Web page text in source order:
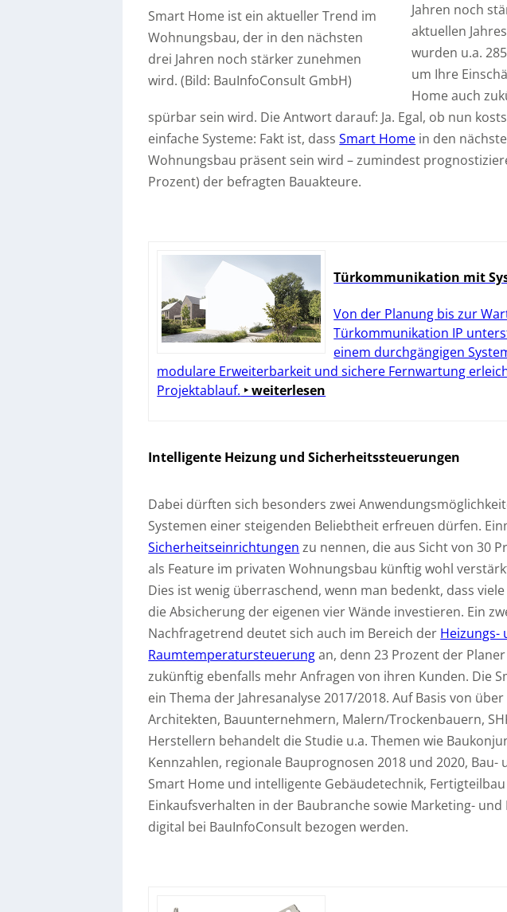
Smart Home ist ein aktueller Trend im
Wohnungsbau, der in den nächsten
drei Jahren noch stärker zunehmen
wird. (Bild: BauInfoConsult GmbH)
Jahren noch
aktuellen
wurden u.a.
um Ihre
Home auch
spürbar sein wird. Die Antwort darauf: Ja. Egal, ob nun
einfache Systeme: Fakt ist, dassSmart Home in den
Wohnungsbau präsent sein wird – zumindest
Prozent) der befragten Bauakteure.
Türkommunikation mit
Von der Planung bis zur
Türkommunikation IP
einem durchgängigen
modulare Erweiterbarkeit und sichere Fernwartung
Projektablauf. ‣ weiterlesen
Intelligente Heizung und Sicherheitssteuerungen
Dabei dürften sich besonders zwei
Systemen einer steigenden Beliebtheit erfreuen dürfen.
Sicherheitseinrichtungen zu nennen, die aus Sicht von 30
als Feature im privaten Wohnungsbau künftig wohl
Dies ist wenig überraschend, wenn man bedenkt, dass
die Absicherung der eigenen vier Wände investieren. Ein
Nachfragetrend deutet sich auch im Bereich der Heizungs-
Raumtemperatursteuerungan, denn 23 Prozent der
zukünftig ebenfalls mehr Anfragen von ihren Kunden. Die
ein Thema der Jahresanalyse 2017/2018. Auf Basis von
Architekten, Bauunternehmern, Malern/Trockenbauern,
Herstellern behandelt die Studie u.a. Themen wie
Kennzahlen, regionale Bauprognosen 2018 und 2020,
Smart Home und intelligente Gebäudetechnik,
Einkaufsverhalten in der Baubranche sowie Marketing-
digital bei BauInfoConsult bezogen werden.